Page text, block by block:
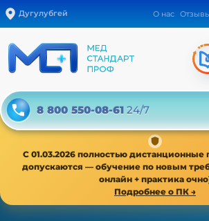
Дугулубгей О нас
8 800 550-08-61 24/7
С 01.03.2026 полностью
допускаются — обучение по новым
онлайн + практика
Подробнее о ПК →